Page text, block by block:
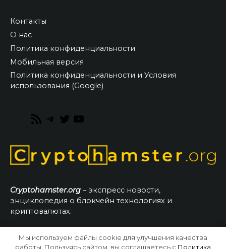
Контакты
О нас
Политика конфиденциальности
Мобильная версия
Политика конфиденциальности и Условия
использования (Google)
RSS
Telegram
Twitter
Cryptohamster.org – экспресс новости,
энциклопедия о блокчейн технологиях и
криптовалютах.
© 2026 CryptoHamster.org
Мы используем файлы cookie для улучшения качества
работы. Пользуясь сайтом, вы соглашаетесь с Политика